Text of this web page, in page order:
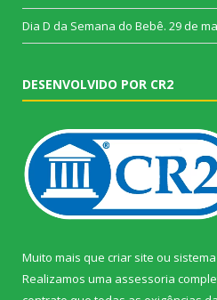
Dia D da Semana do Bebê. 29 de
DESENVOLVIDO POR CR2
Muito mais que criar site ou
Realizamos uma assessoria